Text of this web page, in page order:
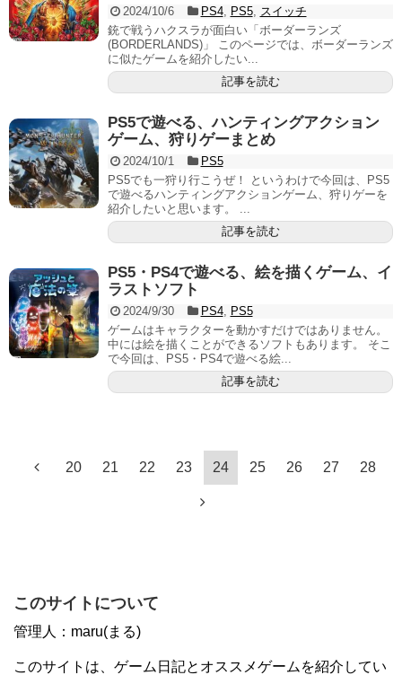
2024/10/6 PS4, PS5, スイッチ
銃で戦うハクスラが面白い「ボーダーランズ
(BORDERLANDS)」 このページでは、ボーダーランズ
に似たゲームを紹介したい...
記事を読む
PS5で遊べる、ハンティングアクション
ゲーム、狩りゲーまとめ
2024/10/1
PS5
PS5でも一狩り行こうぜ！ というわけで今回は、PS5
で遊べるハンティングアクションゲーム、狩りゲーを
紹介したいと思います。 ...
記事を読む
PS5・PS4で遊べる、絵を描くゲーム、イ
ラストソフト
2024/9/30 PS4, PS5
ゲームはキャラクターを動かすだけではありません。
中には絵を描くことができるソフトもあります。 そこ
で今回は、PS5・PS4で遊べる絵...
記事を読む
20 21 22 23 24 25 26 27 28
このサイトについて
管理人：maru(まる)
このサイトは、ゲーム日記とオススメゲームを紹介してい